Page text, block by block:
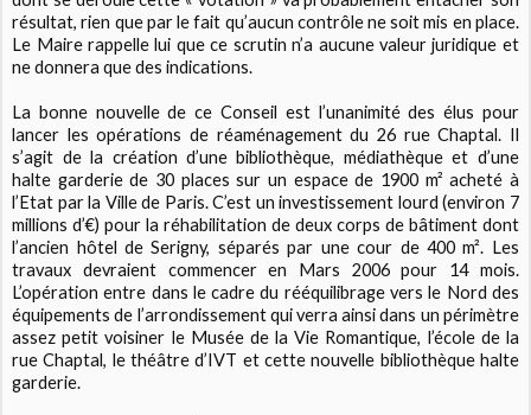
résultat, rien que par le fait qu’aucun contrôle ne soit mis en place.
Le Maire rappelle lui que ce scrutin n’a aucune valeur juridique et
ne donnera que des indications.
La bonne nouvelle de ce Conseil est l’unanimité des élus pour
lancer les opérations de réaménagement du 26 rue Chaptal. Il
s’agit de la création d’une bibliothèque, médiathèque et d’une
halte garderie de 30 places sur un espace de 1900 m² acheté à
l’Etat par la Ville de Paris. C’est un investissement lourd (environ 7
millions d’€) pour la réhabilitation de deux corps de bâtiment dont
l’ancien hôtel de Serigny, séparés par une cour de 400 m². Les
travaux devraient commencer en Mars 2006 pour 14 mois.
L’opération entre dans le cadre du rééquilibrage vers le Nord des
équipements de l’arrondissement qui verra ainsi dans un périmètre
assez petit voisiner le Musée de la Vie Romantique, l’école de la
rue Chaptal, le théâtre d’IVT et cette nouvelle bibliothèque halte
garderie.